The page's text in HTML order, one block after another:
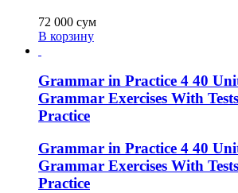
72 000 сум
В корзину
Grammar in Practice 4 40
Grammar Exercises With
Practice
Grammar in Practice 4 40
Grammar Exercises With
Practice